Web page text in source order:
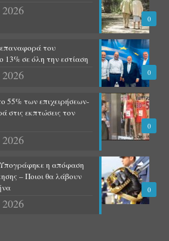
0
0
του
σε όλη την εστίαση
0
55% των επιχειρήσεων-
στις εκπτώσεις τον
0
η απόφαση
– Ποιοι θα λάβουν